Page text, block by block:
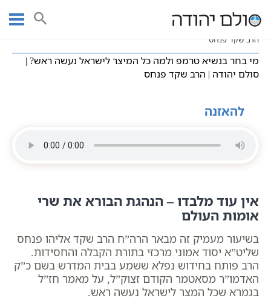
content
עמוד ראשי
חסידות כללי
מי בחר בנשיא טרמפ ולמה כל המיצר לישראל נעשה ראש? | סולם יהודה |
הרב שקד פנחס
מי בחר בנשיא טרמפ ולמה כל המיצר לישראל נעשה ראש? |
סולם יהודה | הרב שקד פנחס
להאזנה
אין עוד מלבדו – הנהגת הבורא את שרי
אומות העולם
בשיעור מעמיק זה מבאר הרה”ח הרב שקד אליהו פנחס
שליט”א יסוד אמוני מרכזי בתורת הקבלה והחסידות.
הרב פותח בחידוש נפלא ששמע בבית המדרש בשם כ”ק
האדמו”ר מסאטמר הקודם זצוק”ל, על מאמר חז”ל
בגמרא שכל המצר לישראל נעשה ראש.